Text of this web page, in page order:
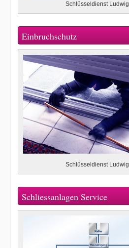
Schlüsseldienst Ludwig
Einbruchschutz
Schlüsseldienst Ludwig
Schliessanlagen Service